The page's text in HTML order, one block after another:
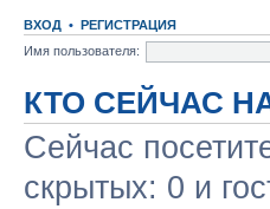
ВХОД • РЕГИСТРАЦИЯ
Имя пользователя:
КТО СЕЙЧАС
Сейчас
скрытых: 0 и